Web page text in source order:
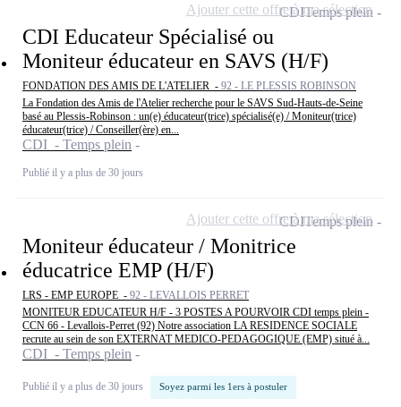
CDI Educateur Spécialisé ou
Moniteur éducateur en SAVS (H/F)
FONDATION DES AMIS DE L'ATELIER - 92 - LE PLESSIS ROBINSON
La Fondation des Amis de l'Atelier recherche pour le SAVS Sud-Hauts-de-Seine
basé au Plessis-Robinson : un(e) éducateur(trice) spécialisé(e) / Moniteur(trice)
éducateur(trice) / Conseiller(ère) en...
CDI - Temps plein
Publié il y a plus de 30 jours
CDITemps plein
Ajouter cette offre à ma sélection
Moniteur éducateur / Monitrice
éducatrice EMP (H/F)
LRS - EMP EUROPE - 92 - LEVALLOIS PERRET
MONITEUR EDUCATEUR H/F - 3 POSTES A POURVOIR CDI temps plein -
CCN 66 - Levallois-Perret (92) Notre association LA RESIDENCE SOCIALE
recrute au sein de son EXTERNAT MEDICO-PEDAGOGIQUE (EMP) situé à...
CDI - Temps plein
Publié il y a plus de 30 jours Soyez parmi les 1ers à postuler
CDITemps plein
Ajouter cette offre à ma sélection